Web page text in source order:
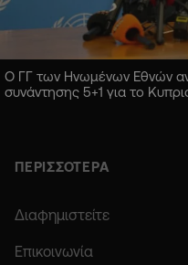
Ο ΓΓ των Ηνωμένων Εθνών
συνάντησης 5+1 για το
ΠΕΡΙΣΣΟΤΕΡΑ
Διαφημιστείτε
Επικοινωνία